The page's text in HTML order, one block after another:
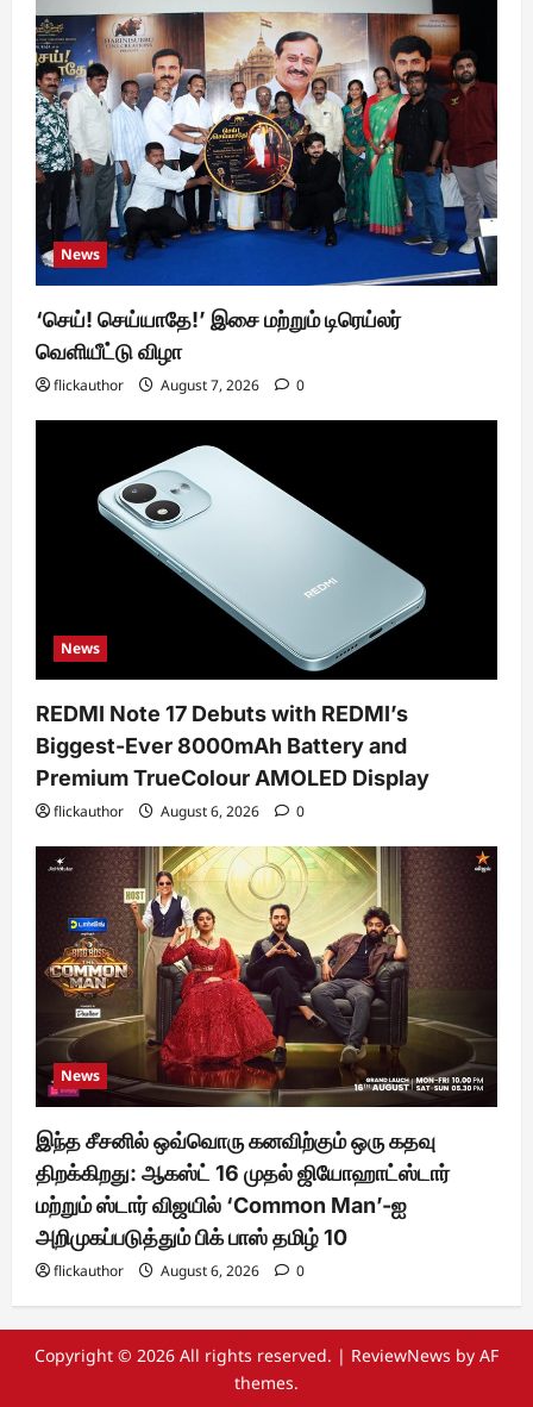
News
‘செய்! செய்யாதே!’ இசை மற்றும் டிரெய்லர்
வெளியீட்டு விழா
flickauthor August 7, 2026 0
News
REDMI Note 17 Debuts with REDMI’s
Biggest-Ever 8000mAh Battery and
Premium TrueColour AMOLED Display
flickauthor August 6, 2026 0
News
இந்த சீசனில் ஒவ்வொரு கனவிற்கும் ஒரு கதவு
திறக்கிறது: ஆகஸ்ட் 16 முதல் ஜியோஹாட்ஸ்டார்
மற்றும் ஸ்டார் விஜயில் ‘Common Man’-ஐ
அறிமுகப்படுத்தும் பிக் பாஸ் தமிழ் 10
flickauthor August 6, 2026 0
Copyright © 2026 All rights reserved. | ReviewNews by AF
themes.